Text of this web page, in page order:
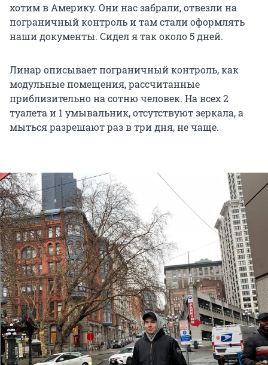
хотим в Америку. Они нас забрали, отвезли на
пограничный контроль и там стали оформлять
наши документы. Сидел я так около 5 дней.
Линар описывает пограничный контроль, как
модульные помещения, рассчитанные
приблизительно на сотню человек. На всех 2
туалета и 1 умывальник, отсутствуют зеркала, а
мыться разрешают раз в три дня, не чаще.